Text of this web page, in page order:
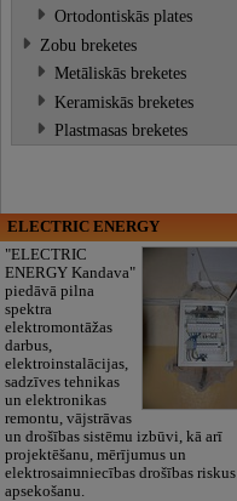
Ortodontiskās plates
Zobu breketes
Metāliskās breketes
Keramiskās breketes
Plastmasas breketes
ELECTRIC ENERGY
"ELECTRIC
ENERGY Kandava"
piedāvā pilna
spektra
elektromontāžas
darbus,
elektroinstalācijas,
sadzīves tehnikas
un elektronikas
remontu, vājstrāvas
un drošības sistēmu izbūvi, kā arī
projektēšanu, mērījumus un
elektrosaimniecības drošības riskus
apsekošanu.